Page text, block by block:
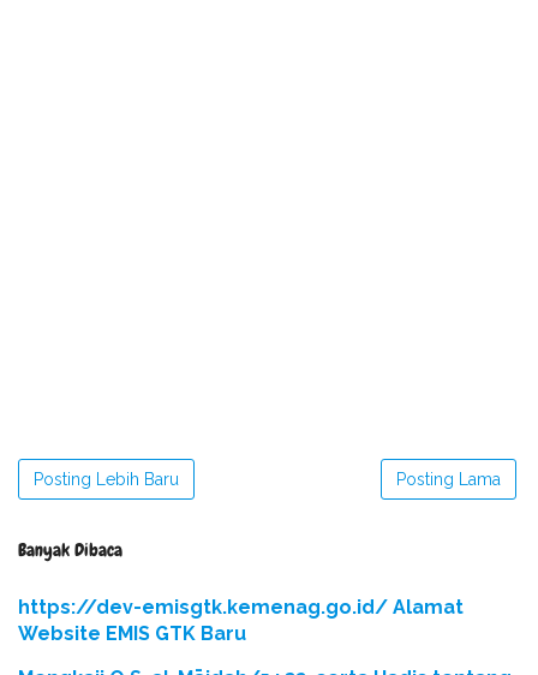
Posting Lebih Baru Posting Lama
Banyak Dibaca
https://dev-emisgtk.kemenag.go.id/ Alamat
Website EMIS GTK Baru